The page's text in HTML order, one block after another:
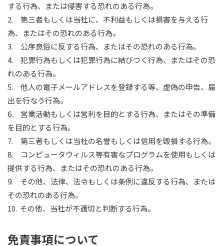
する行為、または侵害する恐れのある行為。
2. 第三者もしくは当社に、不利益もしくは損害を与える行
為、またはその恐れのある行為。
3. 公序良俗に反する行為、またはその恐れのある行為。
4. 犯罪行為もしくは犯罪行為に結びつく行為、またはその恐
れのある行為。
5. 他人の電子メールアドレスを登録する等、虚偽の申告、届
出を行なう行為。
6. 営業活動もしくは営利を目的とする行為、またはその準備
を目的とする行為。
7. 第三者もしくは当社の名誉もしくは信用を毀損する行為。
8. コンピュータウィルス等有害なプログラムを使用もしくは
提供する行為、またはその恐れのある行為。
9. その他、法律、法令もしくは条例に違反する行為、または
その恐れのある行為。
10. その他、当社が不適切と判断する行為。
免責事項について